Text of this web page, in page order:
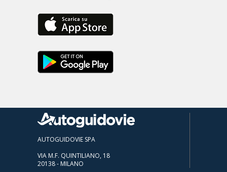
AUTOGUIDOVIE SPA
VIA M.F. QUINTILIANO, 18
20138 - MILANO